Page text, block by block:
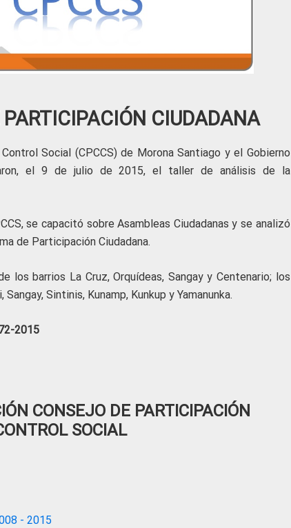
CIUDADANA
Social (CPCCS) de Morona Santiago y el Gobierno
el 9 de julio de 2015, el taller de análisis de la
se capacitó sobre Asambleas Ciudadanas y se analizó
de Participación Ciudadana.
barrios La Cruz, Orquídeas, Sangay y Centenario; los
Sintinis, Kunamp, Kunkup y Yamanunka.
2015
CONSEJO DE PARTICIPACIÓN
SOCIAL
- 2015